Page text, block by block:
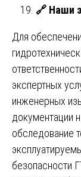
🔗 Наши
Для
экспертных
инженерных
документации
обследование
безопасности